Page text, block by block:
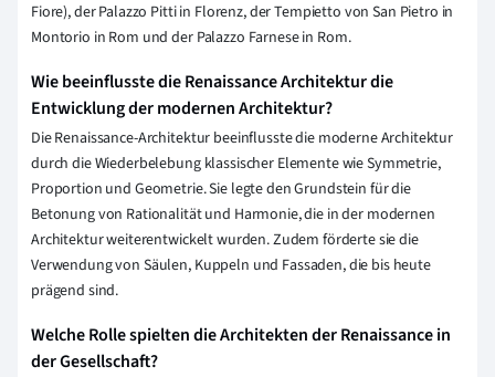
Fiore), der Palazzo Pitti in Florenz, der Tempietto von San Pietro in
Montorio in Rom und der Palazzo Farnese in Rom.
Wie beeinflusste die Renaissance Architektur die
Entwicklung der modernen Architektur?
Die Renaissance-Architektur beeinflusste die moderne Architektur
durch die Wiederbelebung klassischer Elemente wie Symmetrie,
Proportion und Geometrie. Sie legte den Grundstein für die
Betonung von Rationalität und Harmonie, die in der modernen
Architektur weiterentwickelt wurden. Zudem förderte sie die
Verwendung von Säulen, Kuppeln und Fassaden, die bis heute
prägend sind.
Welche Rolle spielten die Architekten der Renaissance in
der Gesellschaft?